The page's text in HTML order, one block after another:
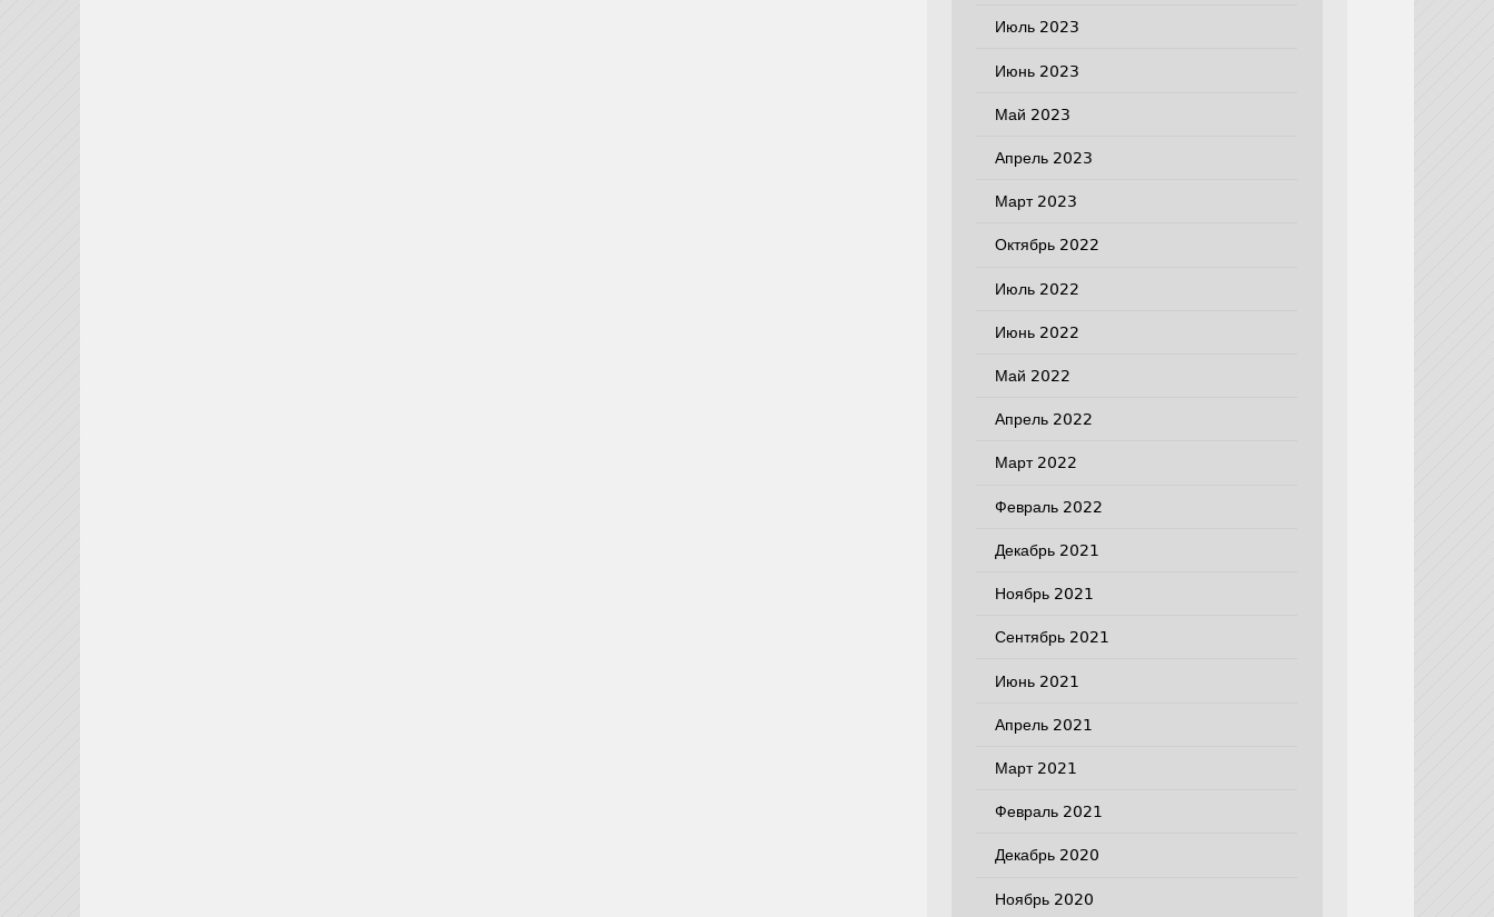
Июль 2023
Июнь 2023
Май 2023
Апрель 2023
Март 2023
Октябрь 2022
Июль 2022
Июнь 2022
Май 2022
Апрель 2022
Март 2022
Февраль 2022
Декабрь 2021
Ноябрь 2021
Сентябрь 2021
Июнь 2021
Апрель 2021
Март 2021
Февраль 2021
Декабрь 2020
Ноябрь 2020